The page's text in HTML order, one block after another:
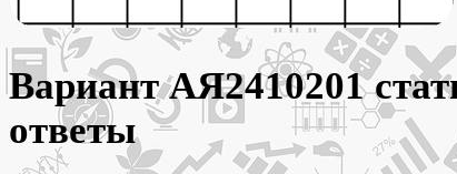
Вариант АЯ2410201
ответы